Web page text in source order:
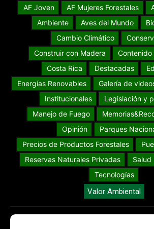
AF Joven AF Mujeres Forestales
Ambiente
Aves del Mundo
Cambio Climático
Construir con Madera
Costa Rica
Destacadas
Energías Renovables
Galería de
Institucionales
Legislación y
Manejo de Fuego
Opinión
Parques
Precios de Productos Forestales
Reservas Naturales Privadas
Salud
Tecnologías
Valor Ambiental